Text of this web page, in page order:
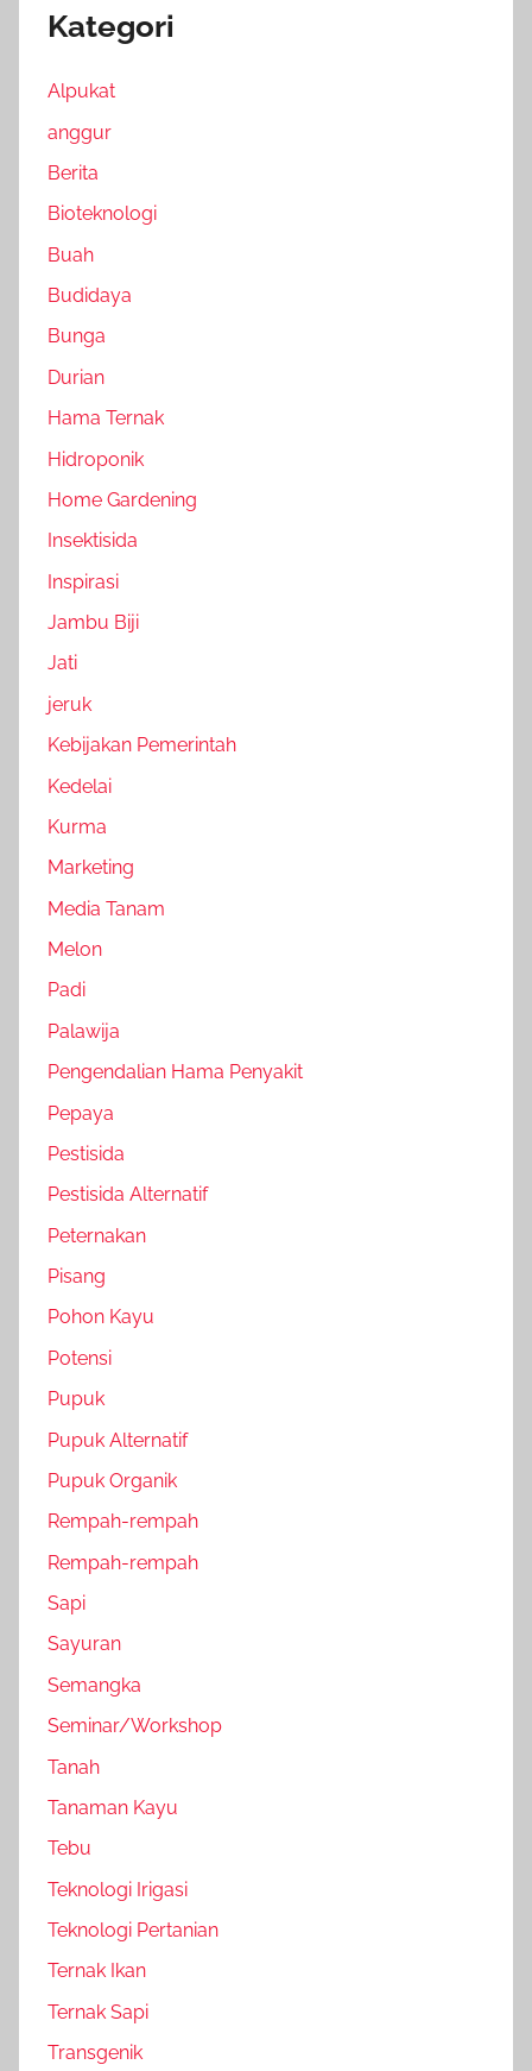
Kategori
Alpukat
anggur
Berita
Bioteknologi
Buah
Budidaya
Bunga
Durian
Hama Ternak
Hidroponik
Home Gardening
Insektisida
Inspirasi
Jambu Biji
Jati
jeruk
Kebijakan Pemerintah
Kedelai
Kurma
Marketing
Media Tanam
Melon
Padi
Palawija
Pengendalian Hama Penyakit
Pepaya
Pestisida
Pestisida Alternatif
Peternakan
Pisang
Pohon Kayu
Potensi
Pupuk
Pupuk Alternatif
Pupuk Organik
Rempah-rempah
Rempah-rempah
Sapi
Sayuran
Semangka
Seminar/Workshop
Tanah
Tanaman Kayu
Tebu
Teknologi Irigasi
Teknologi Pertanian
Ternak Ikan
Ternak Sapi
Transgenik